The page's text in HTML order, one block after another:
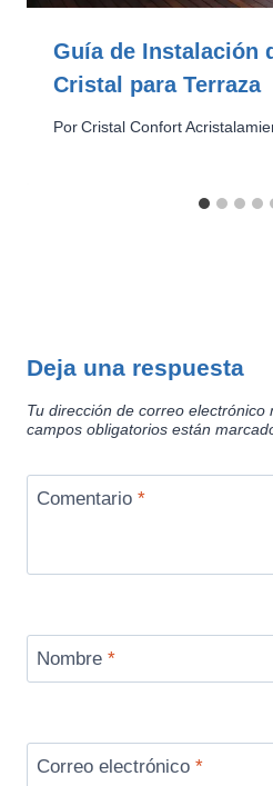
Guía de Instalación
Cristal para Terraza
Por Cristal Confort
Deja una respuesta
Tu dirección de correo electrónico
campos obligatorios están
Comentario *
Nombre *
Correo electrónico *